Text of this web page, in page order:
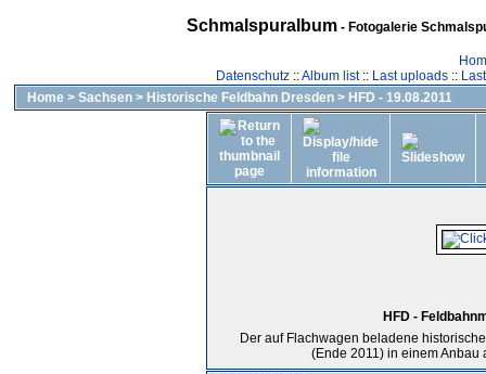
Schmalspuralbum- Fotogalerie
Datenschutz::Album list:: Last uploads::
Home > Sachsen > Historische Feldbahn Dresden > HFD - 19.08.2011
HFD -
Der auf Flachwagen beladene
(Ende 2011) in einem